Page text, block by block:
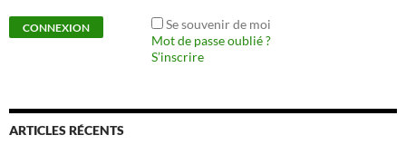
Se souvenir de moi
Mot de passe oublié ?
S’inscrire
ARTICLES RÉCENTS